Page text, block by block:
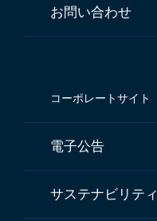
お問い合わせ
コーポレートサイト
電子公告
サステナビリティ